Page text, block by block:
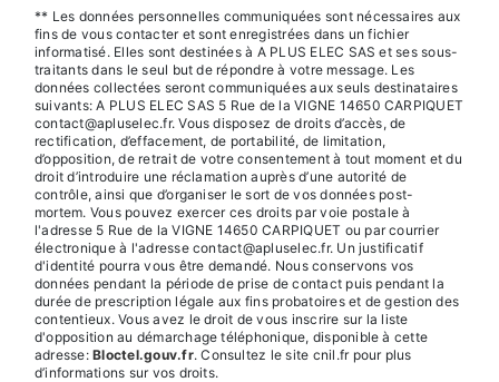
** Les données personnelles communiquées sont nécessaires aux
fins de vous contacter et sont enregistrées dans un fichier
informatisé. Elles sont destinées à A PLUS ELEC SAS et ses sous-
traitants dans le seul but de répondre à votre message. Les
données collectées seront communiquées aux seuls destinataires
suivants: A PLUS ELEC SAS 5 Rue de la VIGNE 14650 CARPIQUET
contact@apluselec.fr. Vous disposez de droits d’accès, de
rectification, d’effacement, de portabilité, de limitation,
d’opposition, de retrait de votre consentement à tout moment et du
droit d’introduire une réclamation auprès d’une autorité de
contrôle, ainsi que d’organiser le sort de vos données post-
mortem. Vous pouvez exercer ces droits par voie postale à
l'adresse 5 Rue de la VIGNE 14650 CARPIQUET ou par courrier
électronique à l'adresse contact@apluselec.fr. Un justificatif
d'identité pourra vous être demandé. Nous conservons vos
données pendant la période de prise de contact puis pendant la
durée de prescription légale aux fins probatoires et de gestion des
contentieux. Vous avez le droit de vous inscrire sur la liste
d'opposition au démarchage téléphonique, disponible à cette
adresse:Bloctel.gouv.fr. Consultez le site cnil.fr pour plus
d’informations sur vos droits.